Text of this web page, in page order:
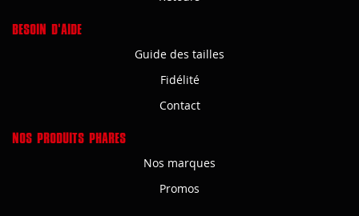
BESOIN D'AIDE
Guide des tailles
Fidélité
Contact
NOS PRODUITS PHARES
Nos marques
Promos